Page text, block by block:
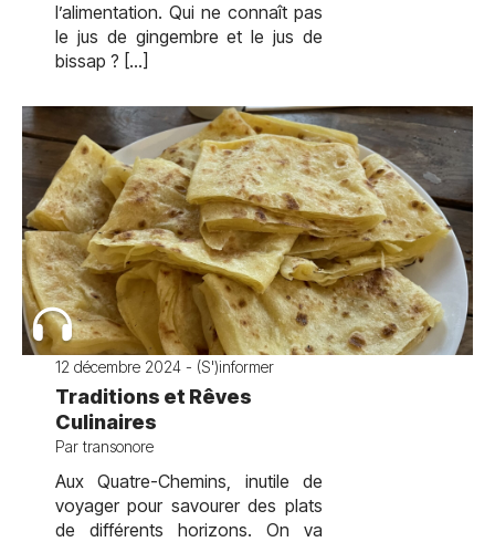
l’alimentation. Qui ne connaît pas
le jus de gingembre et le jus de
bissap ? […]
12 décembre 2024 - (S')informer
Traditions et Rêves
Culinaires
Par transonore
Aux Quatre-Chemins, inutile de
voyager pour savourer des plats
de différents horizons. On va